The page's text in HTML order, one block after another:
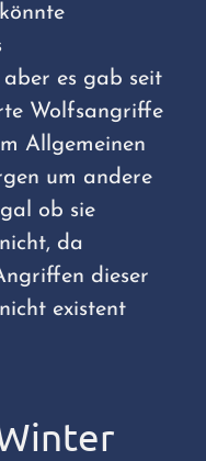
es gab seit
Wolfsangriffe
Allgemeinen
um andere
ob sie
da
dieser
existent